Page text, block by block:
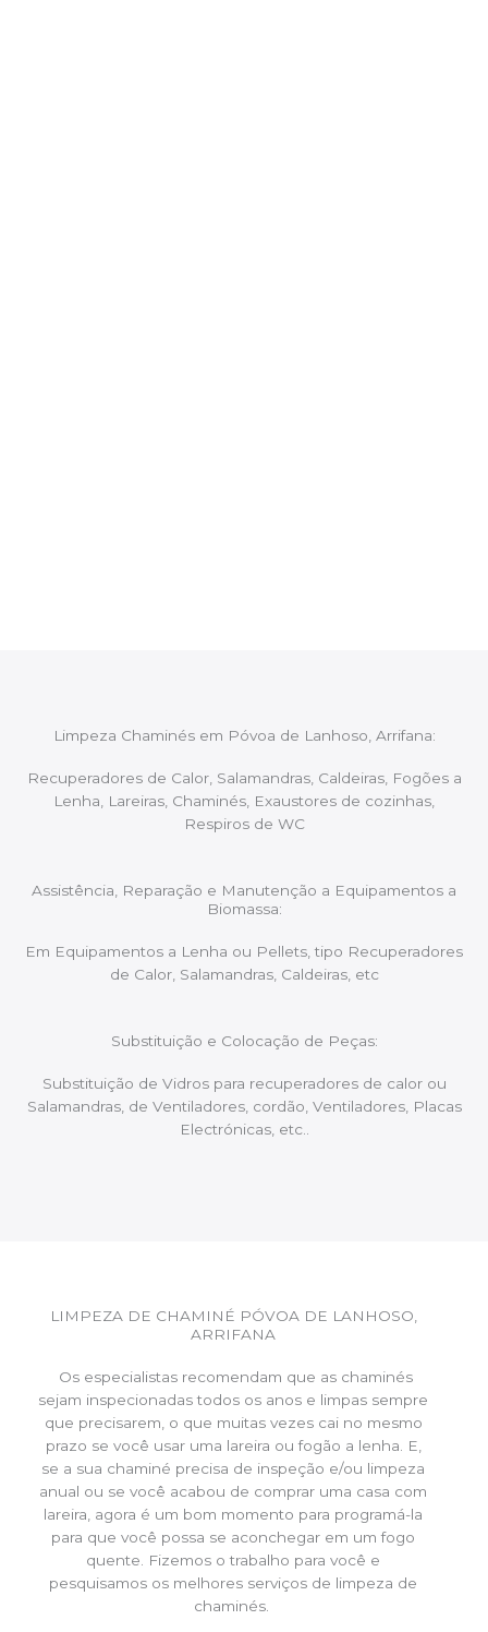
Limpeza Chaminés em Póvoa de Lanhoso, Arrifana:
Recuperadores de Calor, Salamandras, Caldeiras, Fogões a
Lenha, Lareiras, Chaminés, Exaustores de cozinhas,
Respiros de WC
Assistência, Reparação e Manutenção a Equipamentos a
Biomassa:
Em Equipamentos a Lenha ou Pellets, tipo Recuperadores
de Calor, Salamandras, Caldeiras, etc
Substituição e Colocação de Peças:
Substituição de Vidros para recuperadores de calor ou
Salamandras, de Ventiladores, cordão, Ventiladores, Placas
Electrónicas, etc..
LIMPEZA DE CHAMINÉ PÓVOA DE LANHOSO,
ARRIFANA
Os especialistas recomendam que as chaminés
sejam inspecionadas todos os anos e limpas sempre
que precisarem, o que muitas vezes cai no mesmo
prazo se você usar uma lareira ou fogão a lenha. E,
se a sua chaminé precisa de inspeção e/ou limpeza
anual ou se você acabou de comprar uma casa com
lareira, agora é um bom momento para programá-la
para que você possa se aconchegar em um fogo
quente. Fizemos o trabalho para você e
pesquisamos os melhores serviços de limpeza de
chaminés.